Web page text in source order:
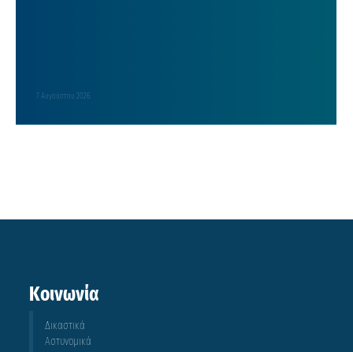
7 Αυγούστου 2026
Κοινωνία
Δικαστικά
Αστυνομικά